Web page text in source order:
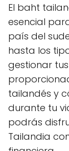
El baht
esencial
país del
hasta los
gestionar
tailandés y
durante tu
podrás
Tailandia